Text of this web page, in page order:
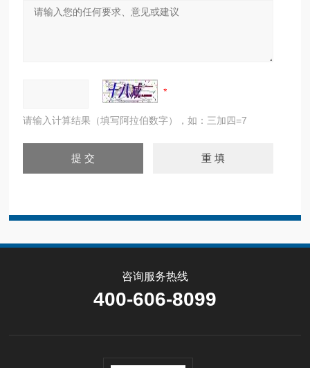
请输入计算结果（填写阿拉伯数字），如：三加四=7
咨询服务热线
400-606-8099